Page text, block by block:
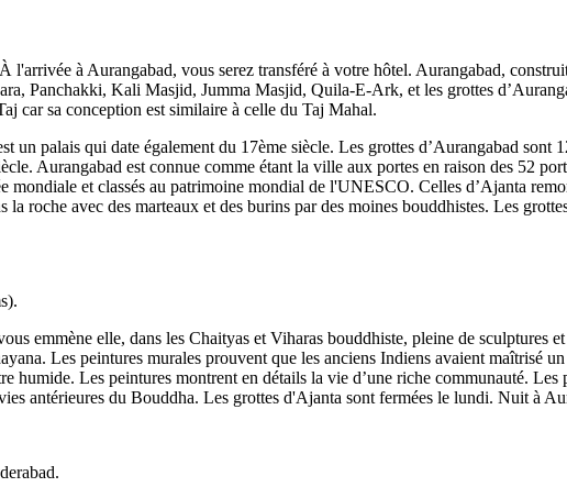
à Aurangabad, vous serez transféré à votre hôtel. Aurangabad,
Panchakki, Kali Masjid, Jumma Masjid, Quila-E-Ark, et les grottes
car sa conception est similaire à celle du Taj Mahal.
palais qui date également du 17ème siècle. Les grottes d’Aurangabad sont
Aurangabad est connue comme étant la ville aux portes en raison des 52
et classés au patrimoine mondial de l'UNESCO. Celles d’Ajanta
roche avec des marteaux et des burins par des moines bouddhistes. Les
emmène elle, dans les Chaityas et Viharas bouddhiste, pleine de sculptures
Les peintures murales prouvent que les anciens Indiens avaient maîtrisé
humide. Les peintures montrent en détails la vie d’une riche communauté.
antérieures du Bouddha. Les grottes d'Ajanta sont fermées le lundi. Nuit à